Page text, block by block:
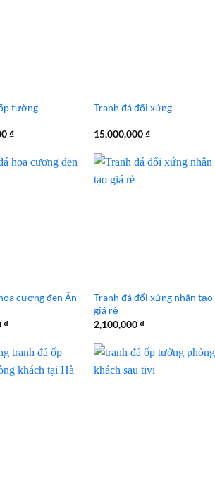
tường
₫
Tranh đá đối xứng
15,000,000₫
cương đen Ấn
₫
Tranh đá đối xứng nhân tạo
giá rẻ
2,100,000₫